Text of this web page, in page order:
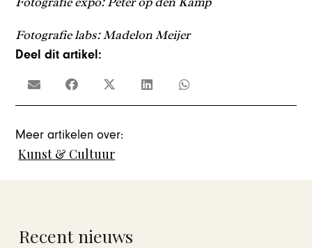
Fotografie labs: Madelon Meijer
Deel dit artikel:
Meer artikelen over:
Kunst & Cultuur
Recent nieuws